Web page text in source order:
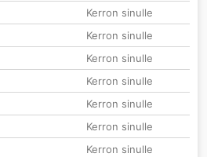
Kerron sinulle
Kerron sinulle
Kerron sinulle
Kerron sinulle
Kerron sinulle
Kerron sinulle
Kerron sinulle